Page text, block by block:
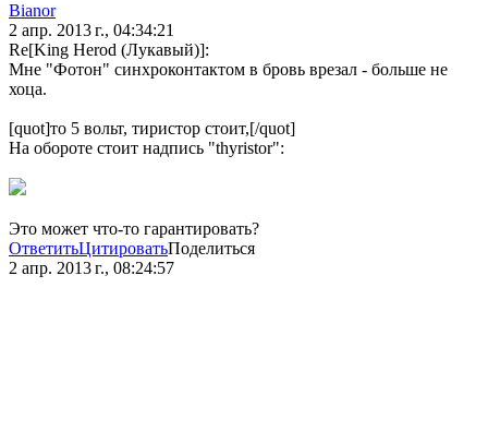
Bianor
2 апр. 2013 г., 04:34:21
Re[King Herod (Лукавый)]:
Мне "Фотон" синхроконтактом в бровь врезал - больше не
хоца.
[quot]то 5 вольт, тиристор стоит,[/quot]
На обороте стоит надпись "thyristor":
Это может что-то гарантировать?
ОтветитьЦитироватьПоделиться
2 апр. 2013 г., 08:24:57